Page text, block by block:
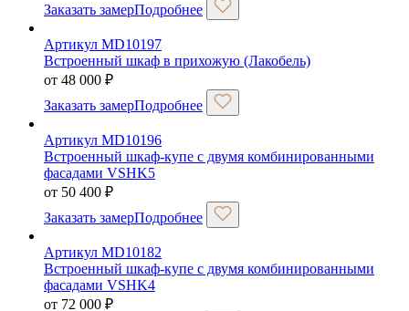
Заказать замерПодробнее
Артикул MD10197
Встроенный шкаф в прихожую (Лакобель)
от 48 000 ₽
Заказать замерПодробнее
Артикул MD10196
Встроенный шкаф-купе с двумя комбинированными
фасадами VSHK5
от 50 400 ₽
Заказать замерПодробнее
Артикул MD10182
Встроенный шкаф-купе с двумя комбинированными
фасадами VSHK4
от 72 000 ₽